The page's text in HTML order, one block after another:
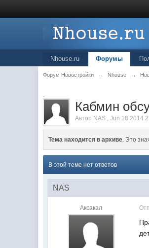
Nhouse.ru Форумы
Форум Новостройки → Nhouse →
.
Кабмин
Автор NAS ,Jun 18 2014
Тема находится в архиве. Это
В этой теме нет ответов
NAS
Аксакал